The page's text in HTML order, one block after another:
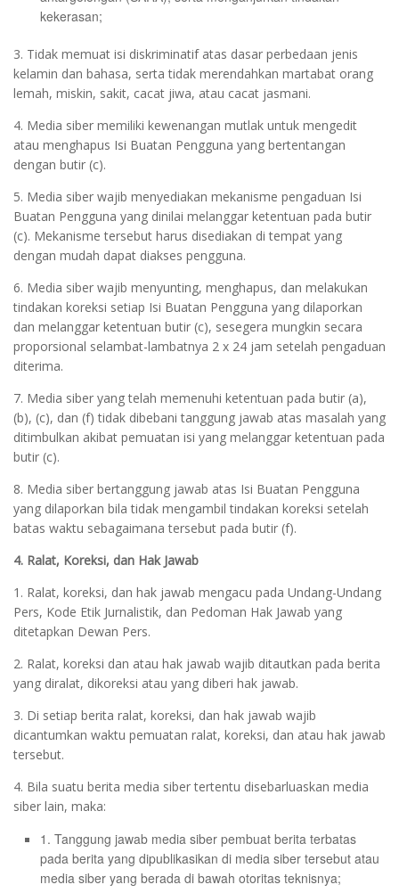
kekerasan;
3. Tidak memuat isi diskriminatif atas dasar perbedaan jenis
kelamin dan bahasa, serta tidak merendahkan martabat orang
lemah, miskin, sakit, cacat jiwa, atau cacat jasmani.
4. Media siber memiliki kewenangan mutlak untuk mengedit
atau menghapus Isi Buatan Pengguna yang bertentangan
dengan butir (c).
5. Media siber wajib menyediakan mekanisme pengaduan Isi
Buatan Pengguna yang dinilai melanggar ketentuan pada butir
(c). Mekanisme tersebut harus disediakan di tempat yang
dengan mudah dapat diakses pengguna.
6. Media siber wajib menyunting, menghapus, dan melakukan
tindakan koreksi setiap Isi Buatan Pengguna yang dilaporkan
dan melanggar ketentuan butir (c), sesegera mungkin secara
proporsional selambat-lambatnya 2 x 24 jam setelah pengaduan
diterima.
7. Media siber yang telah memenuhi ketentuan pada butir (a),
(b), (c), dan (f) tidak dibebani tanggung jawab atas masalah yang
ditimbulkan akibat pemuatan isi yang melanggar ketentuan pada
butir (c).
8. Media siber bertanggung jawab atas Isi Buatan Pengguna
yang dilaporkan bila tidak mengambil tindakan koreksi setelah
batas waktu sebagaimana tersebut pada butir (f).
4. Ralat, Koreksi, dan Hak Jawab
1. Ralat, koreksi, dan hak jawab mengacu pada Undang-Undang
Pers, Kode Etik Jurnalistik, dan Pedoman Hak Jawab yang
ditetapkan Dewan Pers.
2. Ralat, koreksi dan atau hak jawab wajib ditautkan pada berita
yang diralat, dikoreksi atau yang diberi hak jawab.
3. Di setiap berita ralat, koreksi, dan hak jawab wajib
dicantumkan waktu pemuatan ralat, koreksi, dan atau hak jawab
tersebut.
4. Bila suatu berita media siber tertentu disebarluaskan media
siber lain, maka:
1. Tanggung jawab media siber pembuat berita terbatas
pada berita yang dipublikasikan di media siber tersebut atau
media siber yang berada di bawah otoritas teknisnya;